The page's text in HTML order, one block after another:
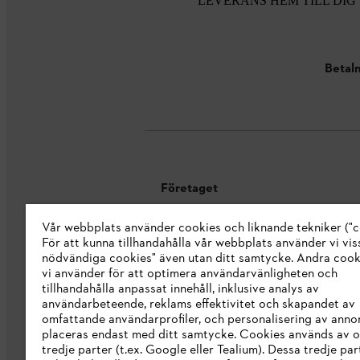
Företaget
Om oss
STIHL Integrity Line
STIHL varumärkesbutik
Tillgänglighetsredogörelse
Vår webbplats använder cookies och liknande tekniker
För att kunna tillhandahålla vår webbplats använder vi
nödvändiga cookies" även utan ditt samtycke. Andra
vi använder för att optimera användarvänligheten och
tillhandahålla anpassat innehåll, inklusive analys av
användarbeteende, reklams effektivitet och skapandet av
omfattande användarprofiler, och personalisering av
placeras endast med ditt samtycke. Cookies används av
tredje parter (t.ex. Google eller Tealium). Dessa tredje